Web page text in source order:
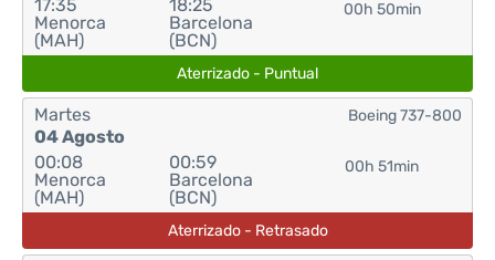
17:35
Menorca
(MAH)
18:25
Barcelona
(BCN)
00h 50min
Aterrizado - Puntual
Martes
04 Agosto
00:08
Menorca
(MAH)
00:59
Barcelona
(BCN)
00h 51min
Boeing 737-800
Aterrizado - Retrasado